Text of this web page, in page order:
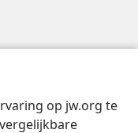
op jw.org te